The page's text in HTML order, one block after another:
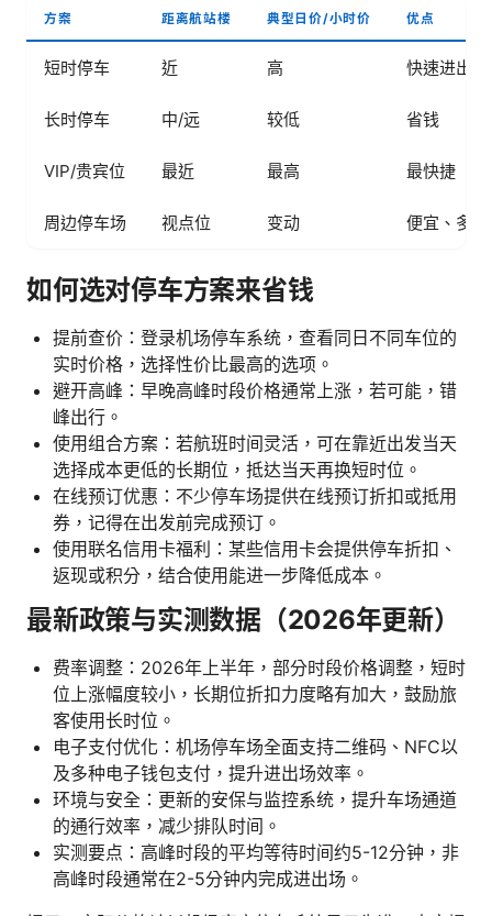
方案 距离航站楼 典型日价/小时价 优点
短时停车 近 高 快速进出
长时停车 中/远 较低 省钱
VIP/贵宾位 最近 最高 最快捷
周边停车场 视点位 变动 便宜、多选
如何选对停车方案来省钱
提前查价：登录机场停车系统，查看同日不同车位的
实时价格，选择性价比最高的选项。
避开高峰：早晚高峰时段价格通常上涨，若可能，错
峰出行。
使用组合方案：若航班时间灵活，可在靠近出发当天
选择成本更低的长期位，抵达当天再换短时位。
在线预订优惠：不少停车场提供在线预订折扣或抵用
券，记得在出发前完成预订。
使用联名信用卡福利：某些信用卡会提供停车折扣、
返现或积分，结合使用能进一步降低成本。
最新政策与实测数据（2026年更新）
费率调整：2026年上半年，部分时段价格调整，短时
位上涨幅度较小，长期位折扣力度略有加大，鼓励旅
客使用长时位。
电子支付优化：机场停车场全面支持二维码、NFC以
及多种电子钱包支付，提升进出场效率。
环境与安全：更新的安保与监控系统，提升车场通道
的通行效率，减少排队时间。
实测要点：高峰时段的平均等待时间约5-12分钟，非
高峰时段通常在2-5分钟内完成进出场。